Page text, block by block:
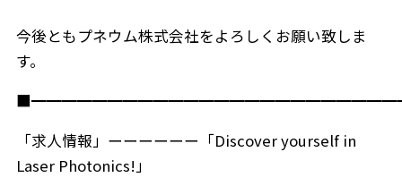
今後ともプネウム株式会社をよろしくお願い致しま
す。
「求人情報」ーーーーーー「Discover yourself in
Laser Photonics!」